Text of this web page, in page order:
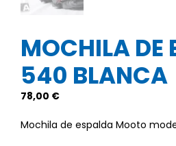
MOCHILA DE
540 BLANCA
78,00 €
Mochila de espalda Mooto